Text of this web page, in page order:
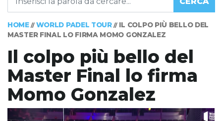
HOME// WORLD PADEL TOUR// IL COLPO PIÙ BELLO DEL
MASTER FINAL LO FIRMA MOMO GONZALEZ
Il colpo più bello del
Master Final lo firma
Momo Gonzalez